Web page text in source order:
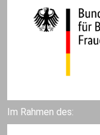
Im Rahmen des: